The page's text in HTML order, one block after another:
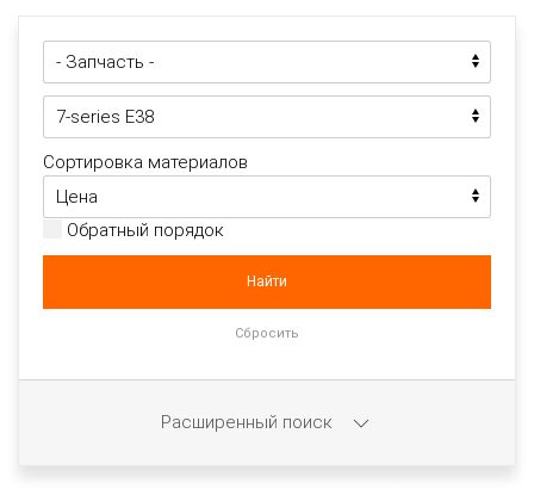
Сортировка материалов
Обратный порядок
Расширенный поиск